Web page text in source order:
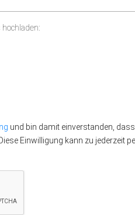
und bin damit einverstanden,
Einwilligung kann zu jederzeit